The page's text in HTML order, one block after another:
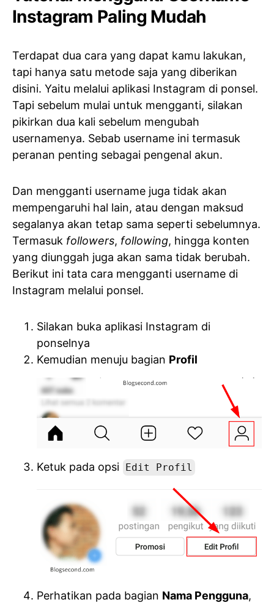
Instagram Paling Mudah
Terdapat dua cara yang dapat kamu lakukan,
tapi hanya satu metode saja yang diberikan
disini. Yaitu melalui aplikasi Instagram di ponsel.
Tapi sebelum mulai untuk mengganti, silakan
pikirkan dua kali sebelum mengubah
usernamenya. Sebab username ini termasuk
peranan penting sebagai pengenal akun.
Dan mengganti username juga tidak akan
mempengaruhi hal lain, atau dengan maksud
segalanya akan tetap sama seperti sebelumnya.
Termasuk followers, following, hingga konten
yang diunggah juga akan sama tidak berubah.
Berikut ini tata cara mengganti username di
Instagram melalui ponsel.
Silakan buka aplikasi Instagram di
ponselnya
Kemudian menuju bagian Profil
Ketuk pada opsi Edit Profil
Perhatikan pada bagian Nama Pengguna,